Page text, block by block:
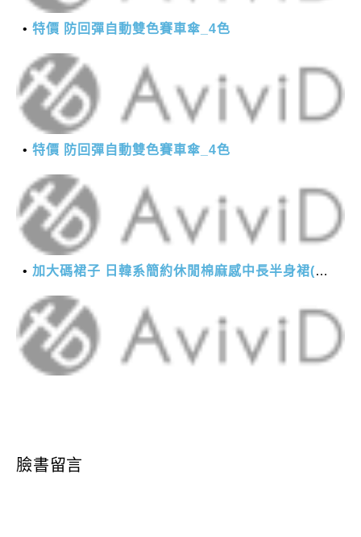
特價 防回彈自動雙色賽車傘_4色
特價 防回彈自動雙色賽車傘_4色
加大碼裙子 日韓系簡約休閒棉麻感中長半身裙(M-2XL)【XMS54038】＊艾美時尚(現+預)
臉書留言